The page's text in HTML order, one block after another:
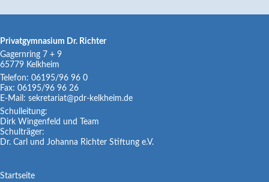
Privatgymnasium Dr. Richter
Gagernring 7 + 9
65779 Kelkheim
Telefon: 06195/96 96 0
Fax: 06195/96 96 26
E-Mail: sekretariat@pdr-kelkheim.de
Schulleitung:
Dirk Wingenfeld und Team
Schulträger:
Dr. Carl und Johanna Richter Stiftung e.V.
Navigation
Startseite